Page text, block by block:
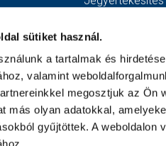
sütiket használ.
a tartalmak és
valamint
megosztjuk az Ön
más olyan adatokkal,
gyűjtöttek. A weboldalon
Egyesület
Kapcsolat